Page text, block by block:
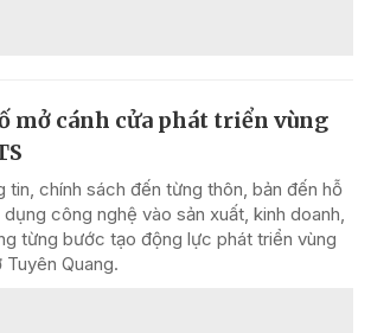
mở cánh cửa phát triển vùng
tin, chính sách đến từng thôn, bản đến hỗ
công nghệ vào sản xuất, kinh doanh,
từng bước tạo động lực phát triển vùng
Quang.